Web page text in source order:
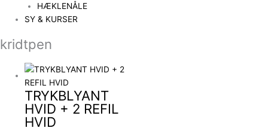
HÆKLENÅLE
SY & KURSER
kridtpen
TRYKBLYANT
HVID + 2 REFIL
HVID